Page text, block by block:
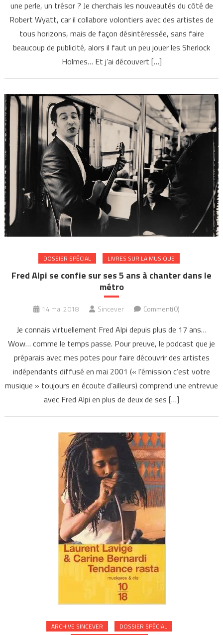
une perle, un trésor ? Je cherchais les nouveautés du côté de
Robert Wyatt, car il collabore volontiers avec des artistes de
tous horizons, mais de façon désintéressée, sans faire
beaucoup de publicité, alors il faut un peu jouer les Sherlock
Holmes… Et j’ai découvert […]
DOSSIER SPÉCIAL LIVRES SUR LA MUSIQUE
Fred Alpi se confie sur ses 5 ans à chanter dans le
métro
14 mai 2018 Sincever Comment(0)
Je connais virtuellement Fred Alpi depuis plus de 17 ans…
Wow… comme le temps passe. Pour preuve, le podcast que je
préparais avec mes potes pour faire découvrir des artistes
indépendants diffusé en mai 2001 (« l’émission c’est votre
musique » toujours en écoute d’ailleurs) comprend une entrevue
avec Fred Alpi en plus de deux de ses […]
ARCHIVE SINCEVER
DOSSIER SPÉCIAL